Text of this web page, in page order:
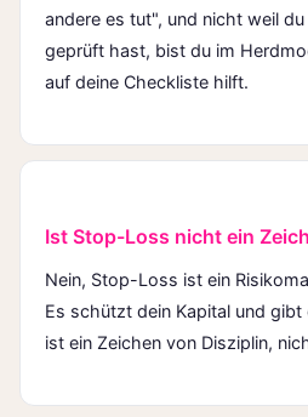
andere es tut", und nicht weil
geprüft hast, bist du im
auf deine Checkliste hilft.
Ist Stop-Loss nicht ein
Nein, Stop-Loss ist ein
Es schützt dein Kapital und
ist ein Zeichen von Disziplin,